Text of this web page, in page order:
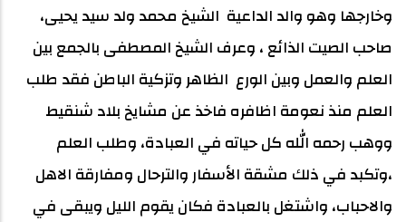
وخارجها وهو والد الداعية الشيخ محمد ولد سيد يحيى،
صاحب الصيت الذائع ، وعرف الشيخ المصطفى بالجمع بين
العلم والعمل وبين الورع الظاهر وتزكية الباطن فقد طلب
العلم منذ نعومة اظافره فاخذ عن مشايخ بلاد شنقيط
ووهب رحمه الله كل حياته في العبادة، وطلب العلم
،وتكبد في ذلك مشقة الأسفار والترحال ومفارقة الاهل
والاحباب، واشتغل بالعبادة فكان يقوم الليل ويبقى في